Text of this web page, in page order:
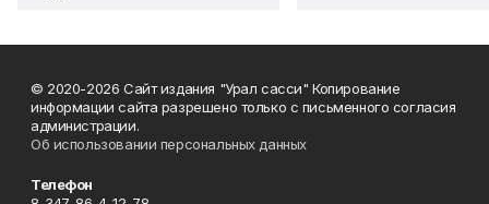
© 2020-2026 Сайт издания "Урал сасси" Копирование
информации сайта разрешено только с письменного согласия
администрации.
Об использовании персональных данных
Телефон